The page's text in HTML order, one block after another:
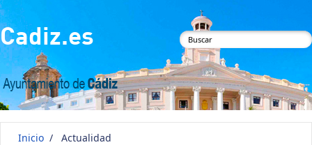
Pasar al contenido principal
Cadiz.es
Formulario de
búsqueda
Inicio / Actualidad